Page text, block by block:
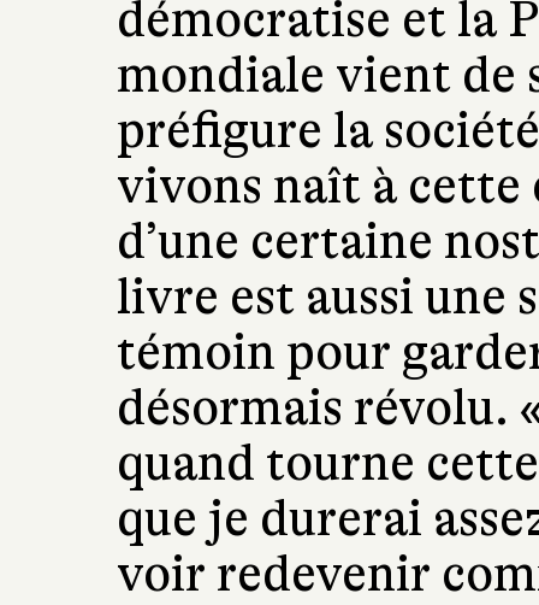
démocratise et la
mondiale vient de
préfigure la
vivons naît à
d’une certaine
livre est aussi une
témoin pour
désormais révolu.
quand tourne
que je durerai
voir redevenir